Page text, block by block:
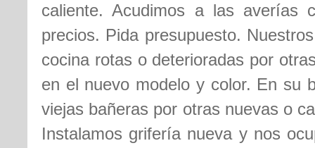
caliente. Acudimos a las averías
precios. Pida presupuesto.
cocina rotas o deterioradas por
en el nuevo modelo y color. En su
viejas bañeras por otras nuevas o
Instalamos grifería nueva y nos